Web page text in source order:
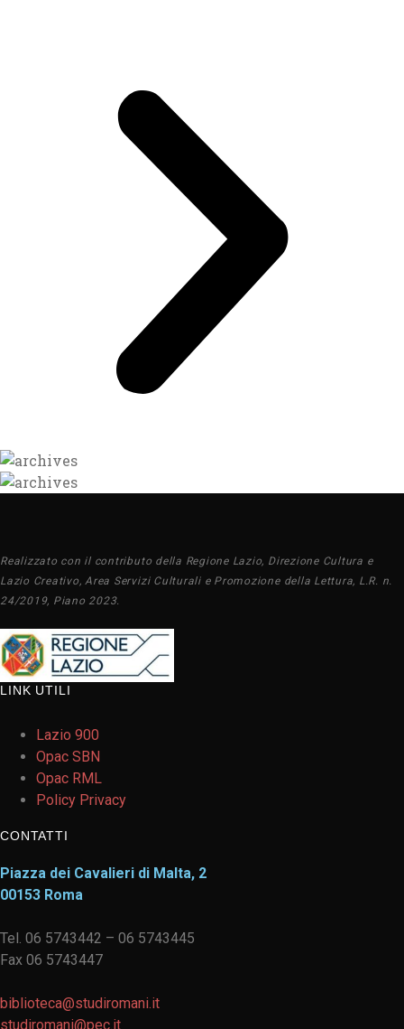
Realizzato con il contributo della Regione Lazio, Direzione Cultura e
Lazio Creativo, Area Servizi Culturali e Promozione della Lettura, L.R. n.
24/2019, Piano 2023.
LINK UTILI
Lazio 900
Opac SBN
Opac RML
Policy Privacy
CONTATTI
Piazza dei Cavalieri di Malta, 2
00153 Roma
Tel. 06 5743442 – 06 5743445
Fax 06 5743447
biblioteca@studiromani.it
studiromani@pec.it